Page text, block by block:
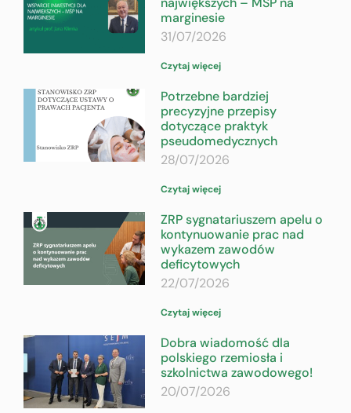
marginesie
31/07/2026
Czytaj więcej
Potrzebne bardziej
precyzyjne przepisy
dotyczące praktyk
pseudomedycznych
28/07/2026
Czytaj więcej
ZRP sygnatariuszem apelu o
kontynuowanie prac nad
wykazem zawodów
deficytowych
22/07/2026
Czytaj więcej
Dobra wiadomość dla
polskiego rzemiosła i
szkolnictwa zawodowego!
20/07/2026